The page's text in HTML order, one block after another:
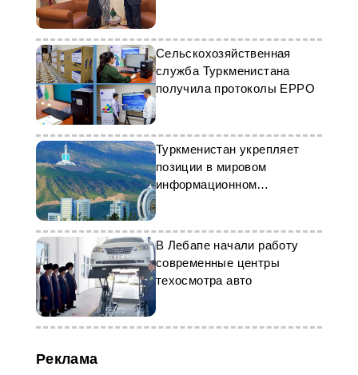
Туркменистане
Сельскохозяйственная
служба Туркменистана
получила протоколы EPPO
Туркменистан укрепляет
позиции в мировом
информационном
пространстве
В Лебапе начали работу
современные центры
техосмотра авто
Реклама